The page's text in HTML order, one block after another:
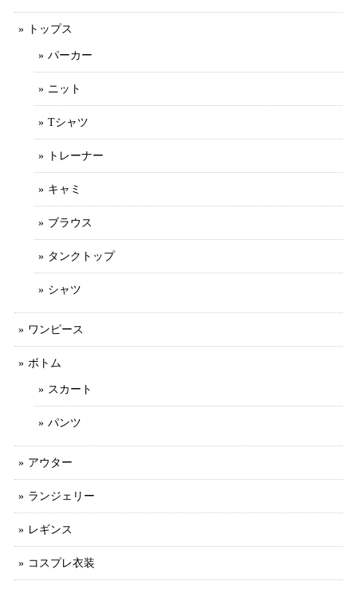
トップス
パーカー
ニット
Tシャツ
トレーナー
キャミ
ブラウス
タンクトップ
シャツ
ワンピース
ボトム
スカート
パンツ
アウター
ランジェリー
レギンス
コスプレ衣装